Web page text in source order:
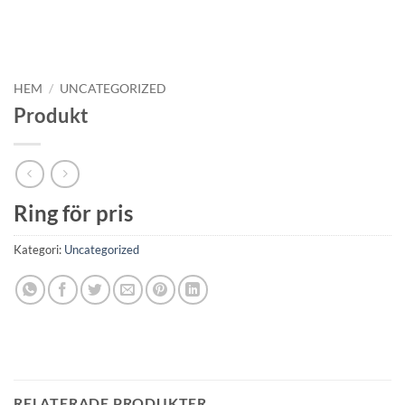
HEM / UNCATEGORIZED
Produkt
Ring för pris
Kategori: Uncategorized